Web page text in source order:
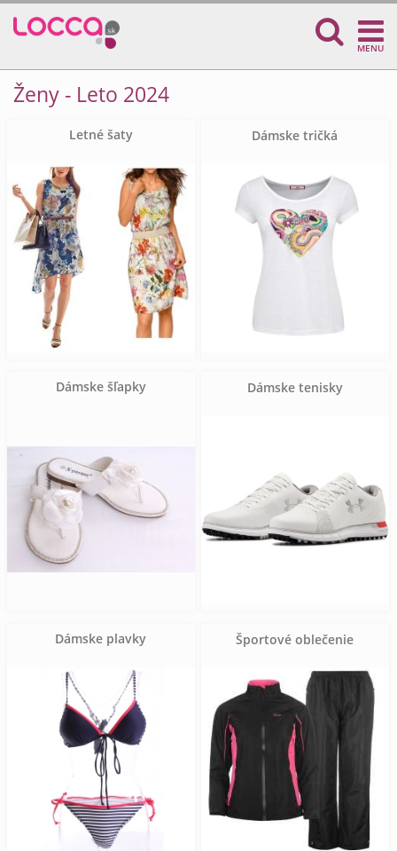
MENU
Ženy - Leto 2024
Letné šaty Dámske tričká
Dámske šľapky Dámske tenisky
Dámske plavky Športové oblečenie